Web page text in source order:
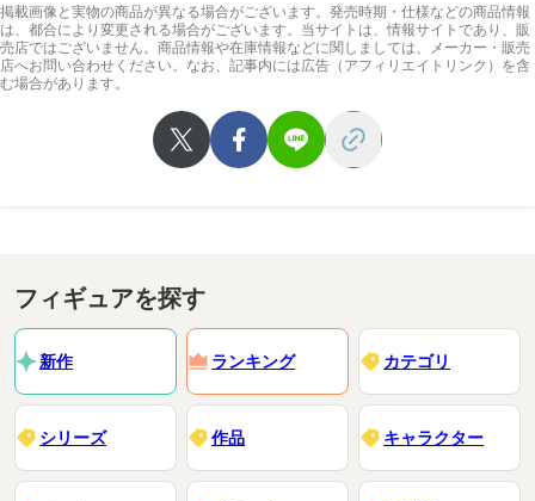
掲載画像と実物の商品が異なる場合がございます。発売時期・仕様などの商品情報
は、都合により変更される場合がございます。当サイトは、情報サイトであり、販
売店ではございません。商品情報や在庫情報などに関しましては、メーカー・販売
店へお問い合わせください。なお、記事内には広告（アフィリエイトリンク）を含
む場合があります。
フィギュアを探す
新作 ランキング カテゴリ
シリーズ 作品 キャラクター